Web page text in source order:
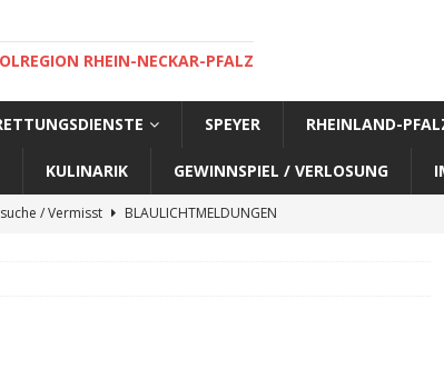
RHEIN-NECKAR-PFALZ
SPEYER RHEINLAND-
KULINARIK GEWINNSPIEL / VERLOSUNG
/ Vermisst
BLAULICHTMELDUNGEN